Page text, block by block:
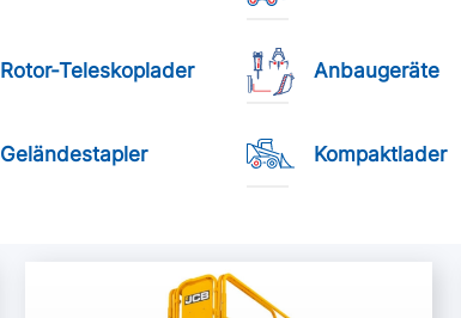
Rotor-Teleskoplader Anbaugeräte
Geländestapler Kompaktlader